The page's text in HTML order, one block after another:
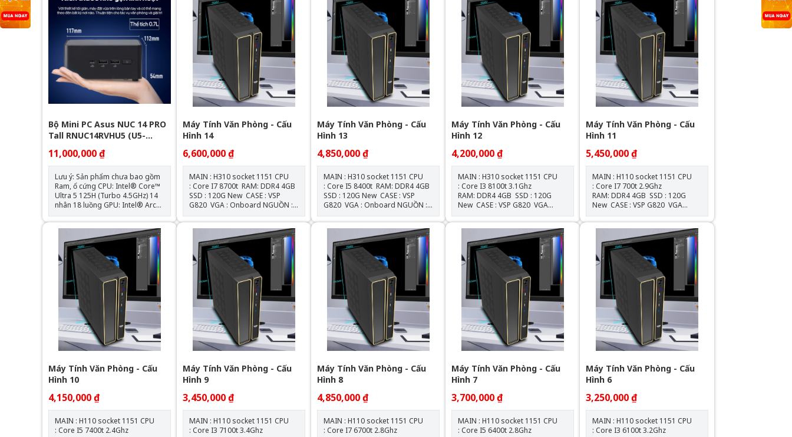
Bộ Mini PC Asus NUC 14 PRO
Tall RNUC14RVHU5 (U5-
125H/ 2xNVMe, SATA/ 2x
HDMI 2.1/2x DP 1.4a/ VESA
MOUNT)
11,000,000 ₫
Lưu ý: Sản phẩm chưa bao gồm
Ram, ổ cứng CPU: Intel® Core™
Ultra 5 125H (Turbo 4.5GHz) 14
nhân 18 luồng GPU: Intel® Arc™
GPU RAM: 2 Slot SODIMM DDR5-
5600 MHz kênh đôi (tối đa 96 GB)
Ổ cứng: 1 x Khe cắm M.2 2280 |
1x Khe M.2 2242 | 1x 2.5" SATA
Kết nối không dây: Intel Wi-Fi 6E
AX211 hỗ trợ 802.11ax và
Bluetooth ® 5.3 OS hỗ trợ:
Windows 10 | 11 TÌNH TRẠNG
NEW SEAL / CHECK BH 2027
Máy Tính Văn Phòng - Cấu
Hình 14
6,600,000 ₫
MAIN : H310 socket 1151 CPU
: Core I7 8700t RAM: DDR4 4GB
SSD : 120G New CASE : VSP
G820 VGA : Onboard NGUỒN :
550W New
Máy Tính Văn Phòng - Cấu
Hình 13
4,850,000 ₫
MAIN : H310 socket 1151 CPU
: Core I5 8400t RAM: DDR4 4GB
SSD : 120G New CASE : VSP
G820 VGA : Onboard NGUỒN :
550W New
Máy Tính Văn Phòng - Cấu
Hình 12
4,200,000 ₫
MAIN : H310 socket 1151 CPU
: Core I3 8100t 3.1Ghz
RAM: DDR4 4GB SSD : 120G
New CASE : VSP G820 VGA
: Onboard NGUỒN : 550W New
Máy Tính Văn Phòng - Cấu
Hình 11
5,450,000 ₫
MAIN : H110 socket 1151 CPU
: Core I7 700t 2.9Ghz
RAM: DDR4 4GB SSD : 120G
New CASE : VSP G820 VGA
: Onboard NGUỒN : 550W New
Máy Tính Văn Phòng - Cấu
Hình 10
4,150,000 ₫
MAIN : H110 socket 1151 CPU
: Core I5 7400t 2.4Ghz
Máy Tính Văn Phòng - Cấu
Hình 9
3,450,000 ₫
MAIN : H110 socket 1151 CPU
: Core I3 7100t 3.4Ghz
Máy Tính Văn Phòng - Cấu
Hình 8
4,850,000 ₫
MAIN : H110 socket 1151 CPU
: Core I7 6700t 2.8Ghz
Máy Tính Văn Phòng - Cấu
Hình 7
3,700,000 ₫
MAIN : H110 socket 1151 CPU
: Core I5 6400t 2.8Ghz
Máy Tính Văn Phòng - Cấu
Hình 6
3,250,000 ₫
MAIN : H110 socket 1151 CPU
: Core I3 6100t 3.2Ghz